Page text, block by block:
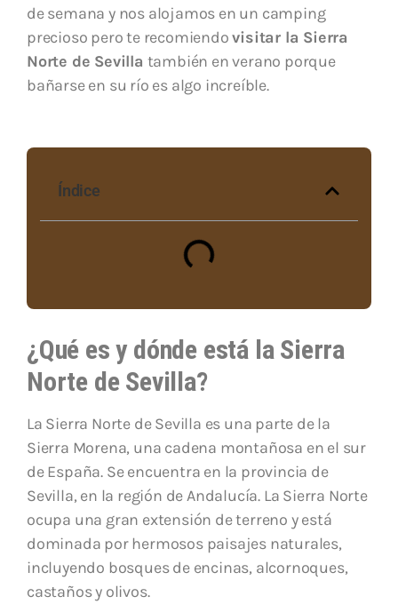
de semana y nos alojamos en un camping
precioso pero te recomiendovisitar la Sierra
Norte de Sevilla también en verano porque
bañarse en su río es algo increíble.
Índice
¿Qué es y dónde está la Sierra
Norte de Sevilla?
La Sierra Norte de Sevilla es una parte de la
Sierra Morena, una cadena montañosa en el sur
de España. Se encuentra en la provincia de
Sevilla, en la región de Andalucía. La Sierra Norte
ocupa una gran extensión de terreno y está
dominada por hermosos paisajes naturales,
incluyendo bosques de encinas, alcornoques,
castaños y olivos.